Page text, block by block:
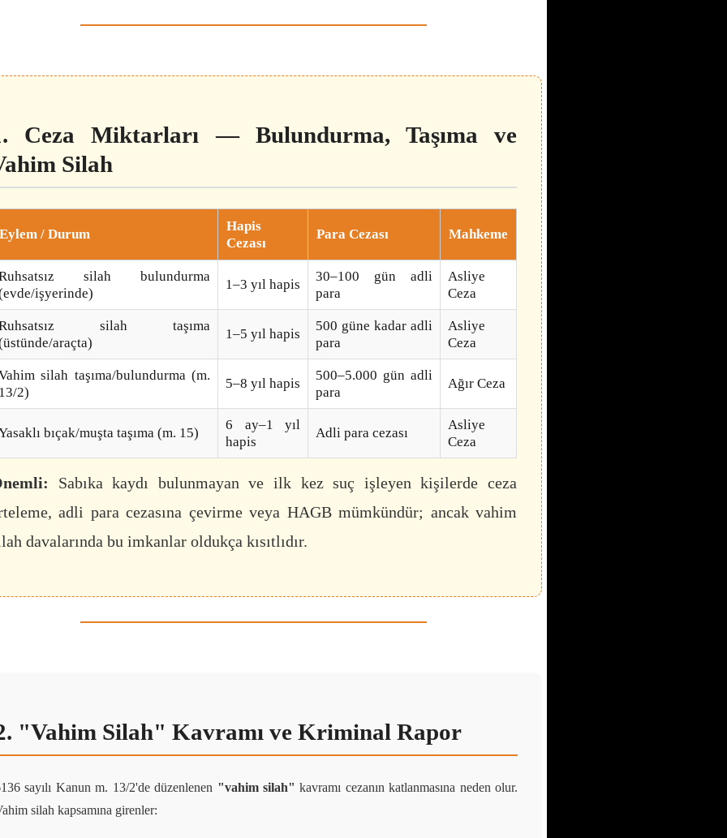
Ceza Miktarları — Bulundurma, Taşıma ve
Silah
Eylem / Durum
Hapis
Cezası
Para Cezası Mahkeme
silah bulundurma
işyerinde)
1–3 yıl hapis
30–100 gün adli
para
Asliye
Ceza
silah taşıma
araçta)
1–5 yıl hapis
500 güne kadar adli
para
Asliye
Ceza
silah taşıma/bulundurma (m.
2)
5–8 yıl hapis
500–5.000 gün adli
para
Ağır Ceza
bıçak/muşta taşıma (m. 15)
6 ay–1 yıl
hapis
Adli para cezası
Asliye
Ceza
Sabıka kaydı bulunmayan ve ilk kez suç işleyen kişilerde ceza
adli para cezasına çevirme veya HAGB mümkündür; ancak vahim
davalarında bu imkanlar oldukça kısıtlıdır.
"Vahim Silah" Kavramı ve Kriminal Rapor
sayılı Kanun m. 13/2'de düzenlenen "vahim silah" kavramı cezanın katlanmasına neden olur.
silah kapsamına girenler: